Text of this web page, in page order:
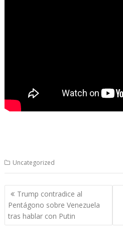
Uncategorized
Navegación
de
entradas
Trump contradice al
Pentágono sobre Venezuela
tras hablar con Putin